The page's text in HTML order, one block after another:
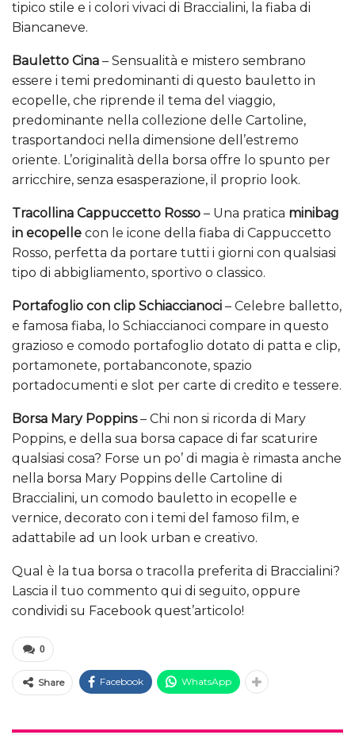
tipico stile e i colori vivaci di Braccialini, la fiaba di
Biancaneve.
Bauletto Cina – Sensualità e mistero sembrano
essere i temi predominanti di questo bauletto in
ecopelle, che riprende il tema del viaggio,
predominante nella collezione delle Cartoline,
trasportandoci nella dimensione dell’estremo
oriente. L’originalità della borsa offre lo spunto per
arricchire, senza esasperazione, il proprio look.
Tracollina Cappuccetto Rosso – Una pratica minibag
in ecopelle con le icone della fiaba di Cappuccetto
Rosso, perfetta da portare tutti i giorni con qualsiasi
tipo di abbigliamento, sportivo o classico.
Portafoglio con clip Schiaccianoci – Celebre balletto,
e famosa fiaba, lo Schiaccianoci compare in questo
grazioso e comodo portafoglio dotato di patta e clip,
portamonete, portabanconote, spazio
portadocumenti e slot per carte di credito e tessere.
Borsa Mary Poppins– Chi non si ricorda di Mary
Poppins, e della sua borsa capace di far scaturire
qualsiasi cosa? Forse un po’ di magia è rimasta anche
nella borsa Mary Poppins delle Cartoline di
Braccialini, un comodo bauletto in ecopelle e
vernice, decorato con i temi del famoso film, e
adattabile ad un look urban e creativo.
Qual è la tua borsa o tracolla preferita di Braccialini?
Lascia il tuo commento qui di seguito, oppure
condividi su Facebook quest’articolo!
0
Share Facebook WhatsApp